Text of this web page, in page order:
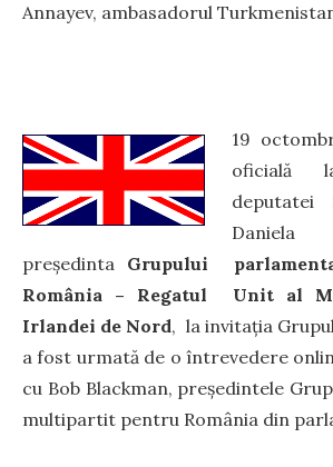
Annayev, ambasadorul
19
oficială
deputatei
președinta Grupului
România – Regatul Unit al
Irlandei de Nord, la invitația
a fost urmată de o întrevedere
cu Bob Blackman, președintele
multipartit pentru România din